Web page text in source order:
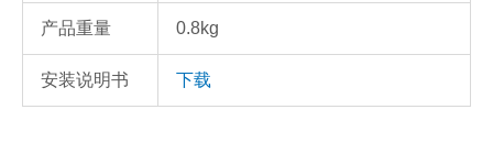
产品重量 0.8kg
安装说明书 下载